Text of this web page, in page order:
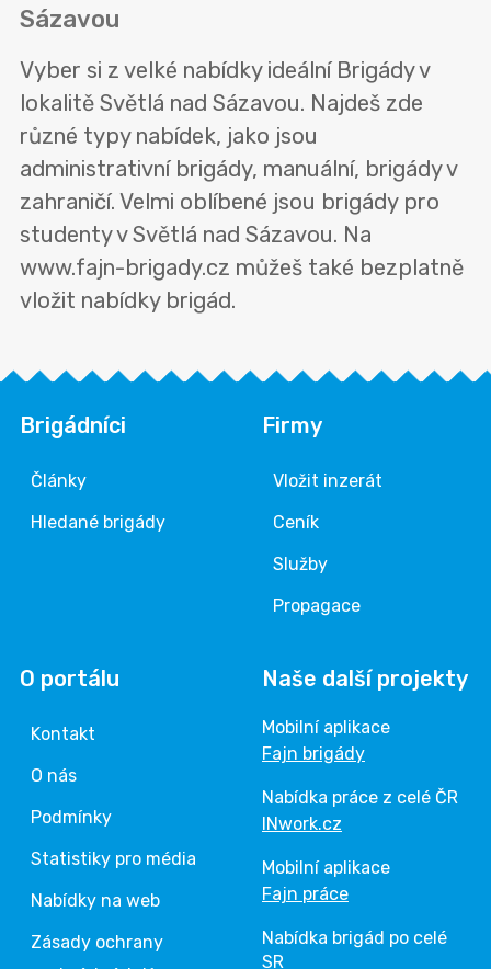
Sázavou
Vyber si z velké nabídky ideální Brigády v
lokalitě Světlá nad Sázavou. Najdeš zde
různé typy nabídek, jako jsou
administrativní brigády, manuální, brigády v
zahraničí. Velmi oblíbené jsou brigády pro
studenty v Světlá nad Sázavou. Na
www.fajn-brigady.cz můžeš také bezplatně
vložit nabídky brigád.
Brigádníci
Články
Hledané brigády
Firmy
Vložit inzerát
Ceník
Služby
Propagace
O portálu
Kontakt
O nás
Podmínky
Statistiky pro média
Nabídky na web
Zásady ochrany
Naše další projekty
Mobilní aplikace
Fajn brigády
Nabídka práce z celé ČR
INwork.cz
Mobilní aplikace
Fajn práce
Nabídka brigád po celé
SR